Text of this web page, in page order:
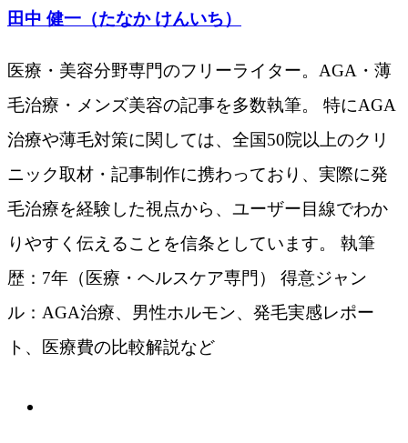
田中 健一（たなか けんいち）
医療・美容分野専門のフリーライター。AGA・薄
毛治療・メンズ美容の記事を多数執筆。 特にAGA
治療や薄毛対策に関しては、全国50院以上のクリ
ニック取材・記事制作に携わっており、実際に発
毛治療を経験した視点から、ユーザー目線でわか
りやすく伝えることを信条としています。 執筆
歴：7年（医療・ヘルスケア専門） 得意ジャン
ル：AGA治療、男性ホルモン、発毛実感レポー
ト、医療費の比較解説など